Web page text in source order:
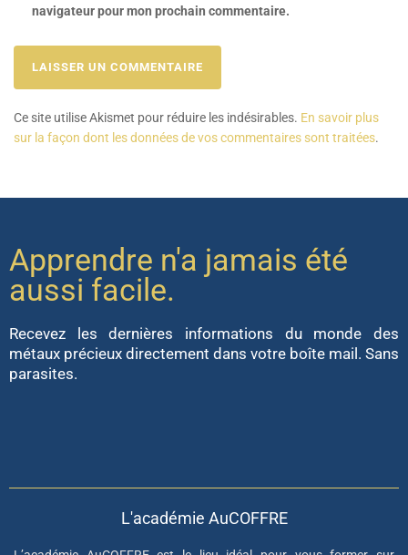
navigateur pour mon prochain commentaire.
Ce site utilise Akismet pour réduire les indésirables. En savoir plus
sur la façon dont les données de vos commentaires sont traitées.
Apprendre n'a jamais été
aussi facile.
Recevez les dernières informations du monde des
métaux précieux directement dans votre boîte mail. Sans
parasites.
L'académie AuCOFFRE